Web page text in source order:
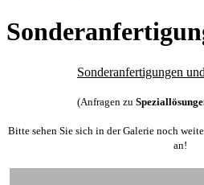
Sonderanfertigungen
(Anfragen zu
Bitte sehen Sie sich in der Galerie noch
an!